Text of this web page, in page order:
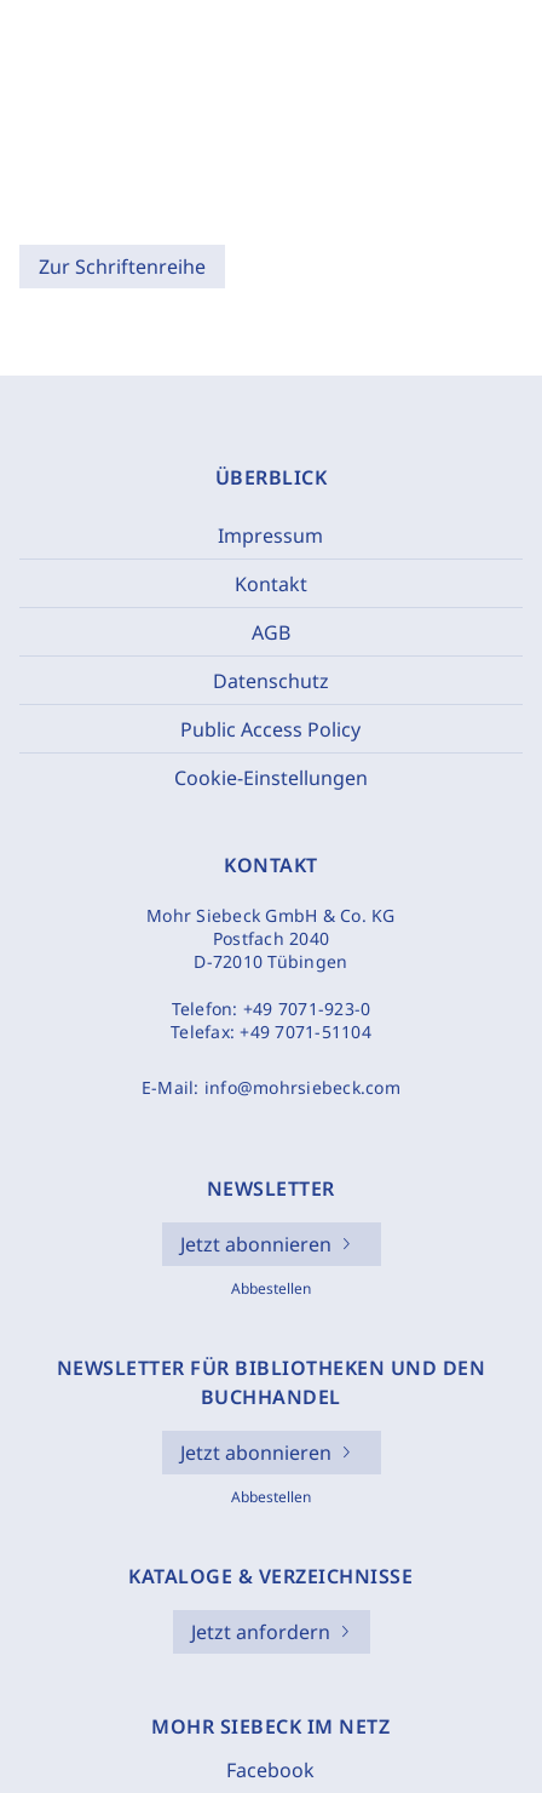
Zur Schriftenreihe
ÜBERBLICK
Impressum
Kontakt
AGB
Datenschutz
Public Access Policy
Cookie-Einstellungen
KONTAKT
Mohr Siebeck GmbH & Co. KG
Postfach 2040
D-72010 Tübingen
Telefon: +49 7071-923-0
Telefax:+49 7071-51104
E-Mail: info@mohrsiebeck.com
NEWSLETTER
Jetzt abonnieren
Abbestellen
NEWSLETTER FÜR BIBLIOTHEKEN UND DEN
BUCHHANDEL
Jetzt abonnieren
Abbestellen
KATALOGE & VERZEICHNISSE
Jetzt anfordern
MOHR SIEBECK IM NETZ
Facebook